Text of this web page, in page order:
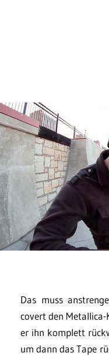
Das muss
covert den Metallica-
er ihn komplett
um dann das Tape